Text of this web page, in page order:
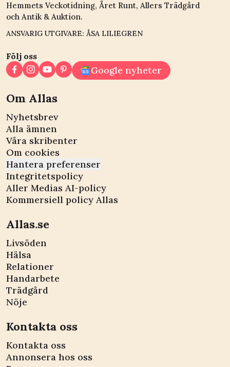
Hemmets Veckotidning, Året Runt, Allers Trädgård
och Antik & Auktion.
ANSVARIG UTGIVARE: ÅSA LILIEGREN
Följ oss
Google nyheter
Om Allas
Nyhetsbrev
Alla ämnen
Våra skribenter
Om cookies
Hantera preferenser
Integritetspolicy
Aller Medias AI-policy
Kommersiell policy Allas
Allas.se
Livsöden
Hälsa
Relationer
Handarbete
Trädgård
Nöje
Kontakta oss
Kontakta oss
Annonsera hos oss